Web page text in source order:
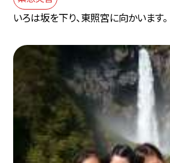
いろは坂を下り、東照宮に向かいます。